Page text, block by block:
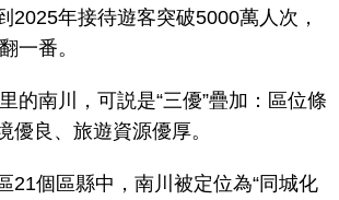
2025年接待遊客突破5000萬人次，
一番。
南川，可説是“三優”疊加：區位條
優良、旅遊資源優厚。
個區縣中，南川被定位為“同城化